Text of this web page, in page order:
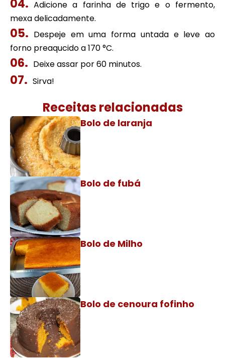
Adicione a farinha de trigo e o fermento,
mexa delicadamente.
Despeje em uma forma untada e leve ao
forno preaqucido a 170 °C.
Deixe assar por 60 minutos.
Sirva!
Receitas relacionadas
Bolo de laranja
Bolo de fubá
Bolo de Milho
Bolo de cenoura fofinho